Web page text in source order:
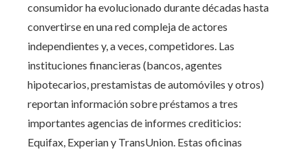
consumidor ha evolucionado durante décadas hasta
convertirse en una red compleja de actores
independientes y, a veces, competidores. Las
instituciones financieras (bancos, agentes
hipotecarios, prestamistas de automóviles y otros)
reportan información sobre préstamos a tres
importantes agencias de informes crediticios:
Equifax, Experian y TransUnion. Estas oficinas